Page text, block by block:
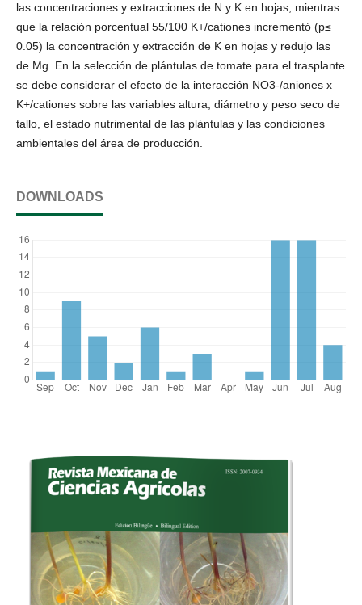
las concentraciones y extracciones de N y K en hojas, mientras
que la relación porcentual 55/100 K+/cationes incrementó (p≤
0.05) la concentración y extracción de K en hojas y redujo las
de Mg. En la selección de plántulas de tomate para el trasplante
se debe considerar el efecto de la interacción NO3-/aniones x
K+/cationes sobre las variables altura, diámetro y peso seco de
tallo, el estado nutrimental de las plántulas y las condiciones
ambientales del área de producción.
DOWNLOADS